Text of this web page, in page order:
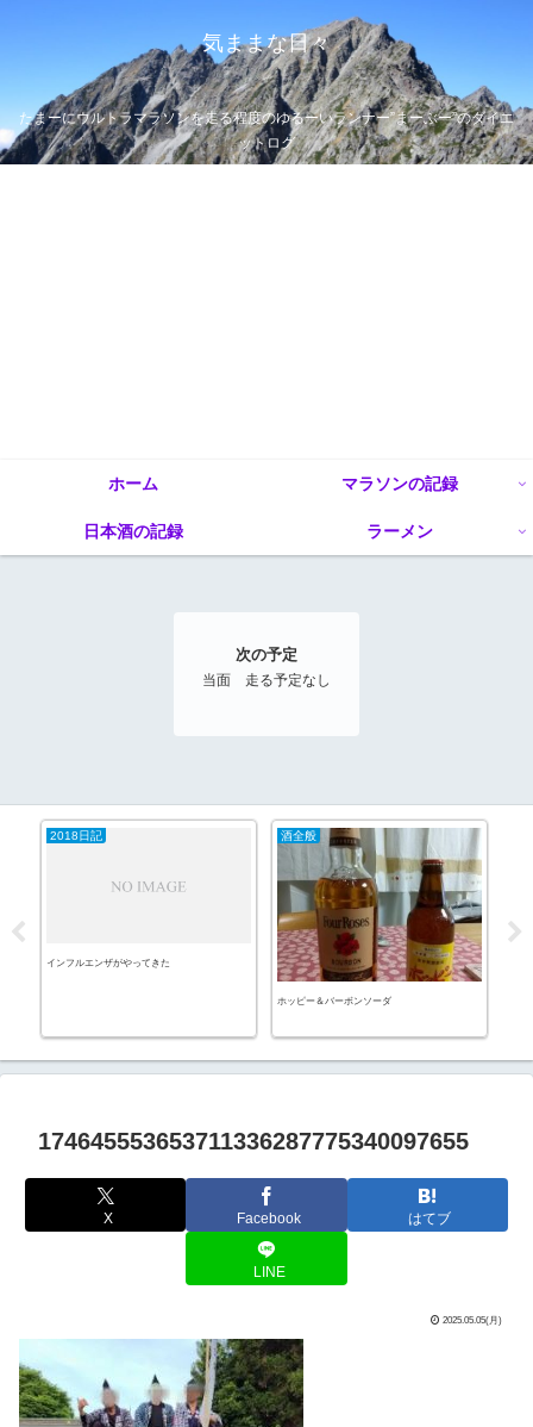
気ままな日々
たまーにウルトラマラソンを走る程度のゆるーいランナー”まーぶー”のダイエ
ットログ
ホーム マラソンの記録
日本酒の記録 ラーメン
次の予定
当面 走る予定なし
2018日記
インフルエンザがやってきた
酒全般
ホッピー＆バーボンソーダ
174645553653711336287775340097655
X Facebook はてブ
LINE
2025.05.05(月)